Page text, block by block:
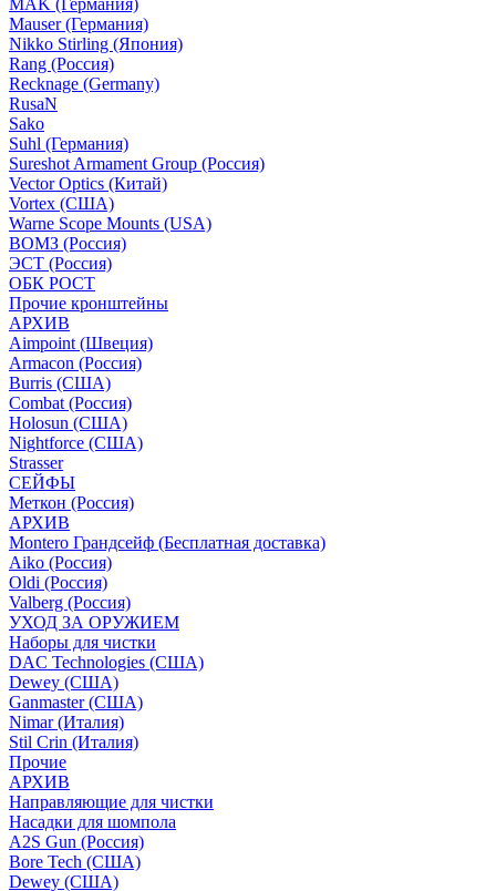
MAK (Германия)
Mauser (Германия)
Nikko Stirling (Япония)
Rang (Россия)
Recknage (Germany)
RusaN
Sako
Suhl (Германия)
Sureshot Armament Group (Россия)
Vector Optics (Китай)
Vortex (США)
Warne Scope Mounts (USA)
ВОМЗ (Россия)
ЭСТ (Россия)
ОБК РОСТ
Прочие кронштейны
АРХИВ
Aimpoint (Швеция)
Armacon (Россия)
Burris (США)
Combat (Россия)
Holosun (США)
Nightforce (США)
Strasser
СЕЙФЫ
Меткон (Россия)
АРХИВ
Montero Грандсейф (Бесплатная доставка)
Aiko (Россия)
Oldi (Россия)
Valberg (Россия)
УХОД ЗА ОРУЖИЕМ
Наборы для чистки
DAC Technologies (США)
Dewey (США)
Ganmaster (США)
Nimar (Италия)
Stil Crin (Италия)
Прочие
АРХИВ
Направляющие для чистки
Насадки для шомпола
A2S Gun (Россия)
Bore Tech (США)
Dewey (США)